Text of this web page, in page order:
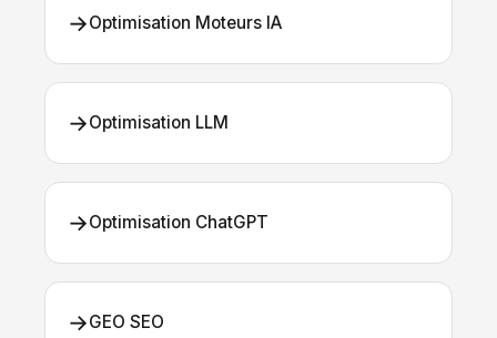
→Optimisation Moteurs IA
→Optimisation LLM
→Optimisation ChatGPT
→GEO SEO